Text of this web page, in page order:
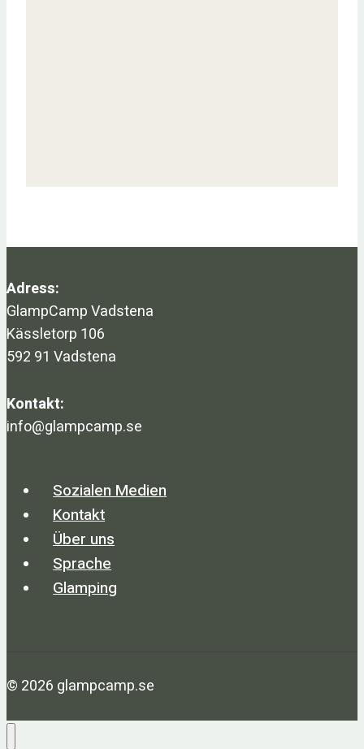
Adress:
GlampCamp Vadstena
Kässletorp 106
592 91 Vadstena
Kontakt:
info@glampcamp.se
Sozialen Medien
Kontakt
Über uns
Sprache
Glamping
© 2026 glampcamp.se